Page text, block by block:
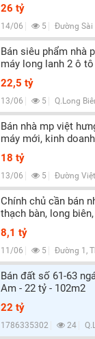
26 tỷ
14/06 5 Đường Sài
Bán siêu phẩm nhà
máy long lanh 2 ô
22,5 tỷ
13/06 5 Q.Long
Bán nhà mp việt
máy mới, kinh
18 tỷ
13/06 5 Đường Việt
Chính chủ cần bán
thạch bàn, long
8,1 tỷ
11/06 5 Đường 1,
Bán đất số 61-63
Am - 22 tỷ - 102m2
22 tỷ
1786335302 24